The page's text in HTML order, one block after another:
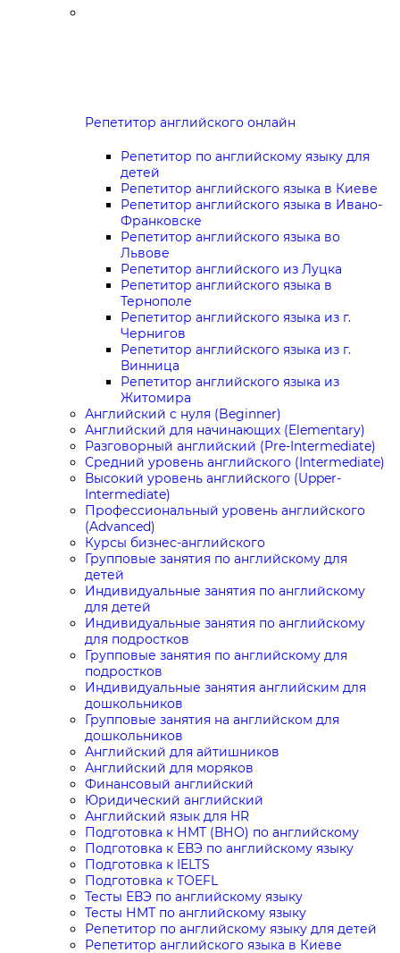
Репетитор английского онлайн
Репетитор по английскому языку для
детей
Репетитор английского языка в Киеве
Репетитор английского языка в Ивано-
Франковске
Репетитор английского языка во
Львове
Репетитор английского из Луцка
Репетитор английского языка в
Тернополе
Репетитор английского языка из г.
Чернигов
Репетитор английского языка из г.
Винница
Репетитор английского языка из
Житомира
Английский с нуля (Beginner)
Английский для начинающих (Elementary)
Разговорный английский (Pre-Intermediate)
Средний уровень английского (Intermediate)
Высокий уровень английского (Upper-
Intermediate)
Профессиональный уровень английского
(Advanced)
Курсы бизнес-английского
Групповые занятия по английскому для
детей
Индивидуальные занятия по английскому
для детей
Индивидуальные занятия по английскому
для подростков
Групповые занятия по английскому для
подростков
Индивидуальные занятия английским для
дошкольников
Групповые занятия на английском для
дошкольников
Английский для айтишников
Английский для моряков
Финансовый английский
Юридический английский
Английский язык для HR
Подготовка к НМТ (ВНО) по английскому
Подготовка к ЕВЭ по английскому языку
Подготовка к IELTS
Подготовка к TOEFL
Тесты ЕВЭ по английскому языку
Тесты НМТ по английскому языку
Репетитор по английскому языку для детей
Репетитор английского языка в Киеве